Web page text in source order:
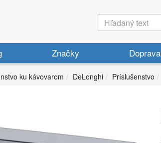
Značky Doprava
ku kávovarom DeLonghi Príslušenstvo